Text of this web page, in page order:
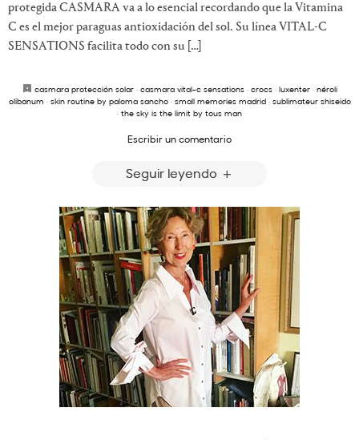
protegida CASMARA va a lo esencial recordando que la Vitamina
C es el mejor paraguas antioxidación del sol. Su línea VITAL-C
SENSATIONS facilita todo con su […]
casmara protección solar· casmara vital-c sensations· crocs· luxenter· néroli
olibanum · skin routine by paloma sancho· small memories madrid· sublimateur shiseido
· the sky is the limit by tous man
Escribir un comentario
Seguir leyendo